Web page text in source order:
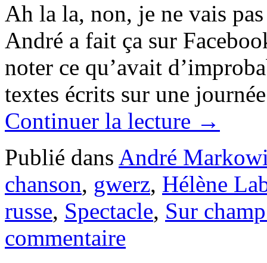
Ah la la, non, je ne vais
André a fait ça sur
noter ce qu’avait
textes écrits sur une
Continuer la lecture →
Publié dans André
chanson, gwerz, Hélène
russe, Spectacle, Sur
commentaire